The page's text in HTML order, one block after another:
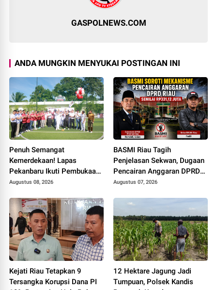
GASPOLNEWS.COM
ANDA MUNGKIN MENYUKAI POSTINGAN INI
Penuh Semangat
Kemerdekaan! Lapas
Pekanbaru Ikuti Pembukaan
Pekan Olahraga Ditjenpas
Augustus 08, 2026
BASMI Riau Tagih
Penjelasan Sekwan, Dugaan
Pencairan Anggaran DPRD
Tanpa Prosedur Tuai
Augustus 07, 2026
Kejati Riau Tetapkan 9
Tersangka Korupsi Dana PI
12 Hektare Jagung Jadi
Tumpuan, Polsek Kandis